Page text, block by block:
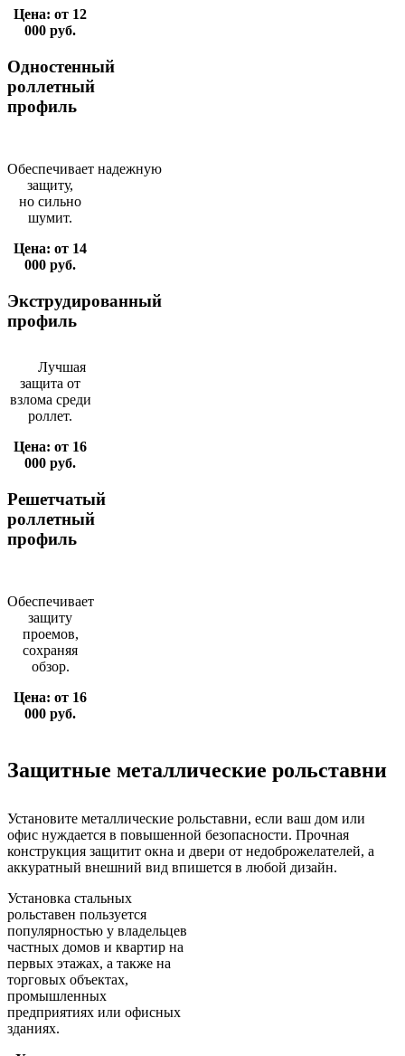
Цена: от 12
000 руб.
Одностенный
роллетный
профиль
Обеспечивает надежную
защиту,
но сильно
шумит.
Цена: от 14
000 руб.
Экструдированный
профиль
Лучшая
защита от
взлома среди
роллет.
Цена: от 16
000 руб.
Решетчатый
роллетный
профиль
Обеспечивает
защиту
проемов,
сохраняя
обзор.
Цена: от 16
000 руб.
Защитные металлические рольставни
Установите металлические рольставни, если ваш дом или
офис нуждается в повышенной безопасности. Прочная
конструкция защитит окна и двери от недоброжелателей, а
аккуратный внешний вид впишется в любой дизайн.
Установка стальных
рольставен пользуется
популярностью у владельцев
частных домов и квартир на
первых этажах, а также на
торговых объектах,
промышленных
предприятиях или офисных
зданиях.